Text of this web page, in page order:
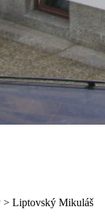
> Liptovský Mikuláš